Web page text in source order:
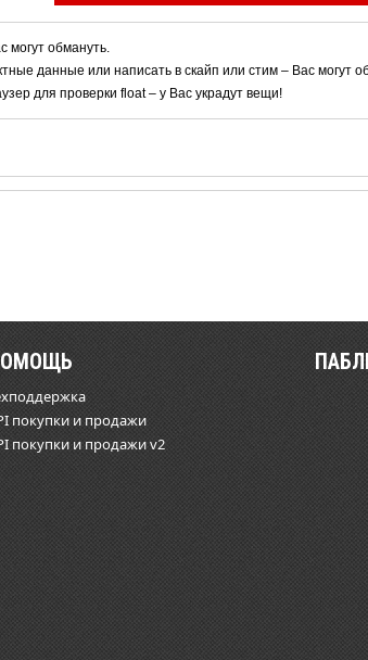
могут обмануть.
данные или написать в скайп или стим – Вас могут
для проверки float – у Вас украдут вещи!
покупки и продажи
покупки и продажи v2